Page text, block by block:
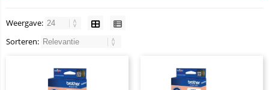
Weergave:
Sorteren: